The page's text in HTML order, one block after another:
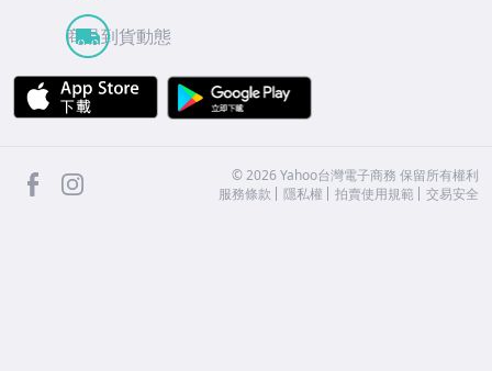
商品到貨動態
APP Store
facebook ©2026 Yahoo台灣電子商務 保留所有權利
服務條款
隱私權 拍賣使用規範 交易安全